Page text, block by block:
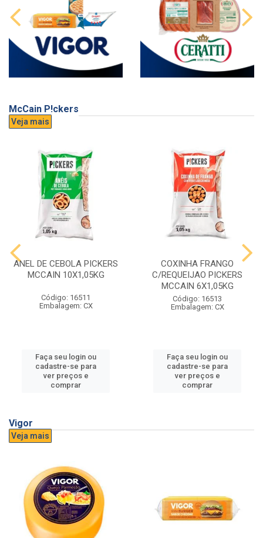
McCain P!ckers
Veja mais
ANEL DE CEBOLA PICKERS
MCCAIN 10X1,05KG
Código: 16511
Embalagem: CX
Faça seu login ou
cadastre-se para
ver preços e
comprar
COXINHA FRANGO
C/REQUEIJAO PICKERS
MCCAIN 6X1,05KG
Código: 16513
Embalagem: CX
Faça seu login ou
cadastre-se para
ver preços e
comprar
Vigor
Veja mais